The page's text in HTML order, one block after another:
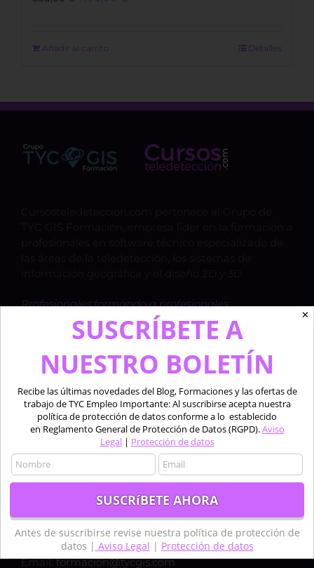
800,00 €.
Añadir al carrito Detalles
Profesionales formando a profesionales.
TYC GIS ESPAÑA – MADRID
Calle Bravo Murillo 50, 1ºC,
28003, MADRID
Teléfono:+34 910 325 482
+34 635 619 882
Email:formacion@tycgis.com
✕
SUSCRÍBETE A
NUESTRO BOLETÍN
Recibe las últimas novedades del Blog, Formaciones y las ofertas de
trabajo de TYC Empleo Importante: Al suscribirse acepta nuestra
política de protección de datos conforme a lo establecido
en Reglamento General de Protección de Datos (RGPD).Aviso
Legal| Protección de datos
Antes de suscribirse revise nuestra política de protección de
datos | Aviso Legal | Protección de datos